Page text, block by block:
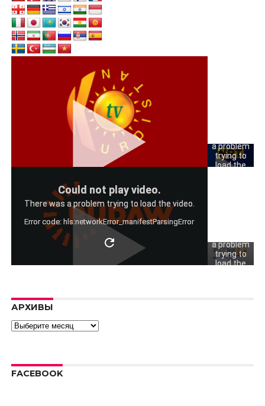
a problem
trying to
load the
Could not play video.
There was a problem trying to load the video.
Error code: hls:networkError_manifestParsingError
a problem
trying to
load the
АРХИВЫ
Архивы
FACEBOOK